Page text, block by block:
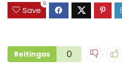
Save
0
Reitingas 0